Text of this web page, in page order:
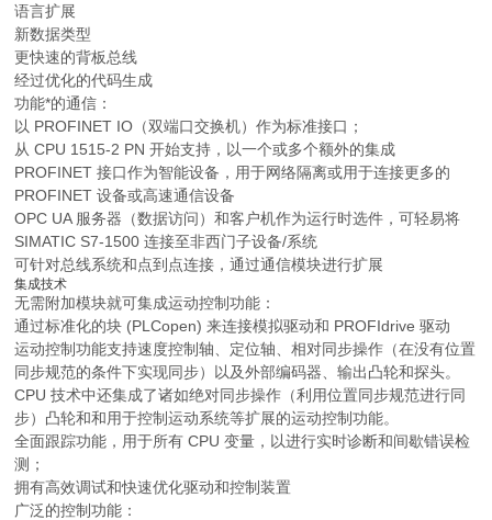
语言扩展
新数据类型
更快速的背板总线
经过优化的代码生成
功能*的通信：
以 PROFINET IO（双端口交换机）作为标准接口；
从 CPU 1515-2 PN 开始支持，以一个或多个额外的集成
PROFINET 接口作为智能设备，用于网络隔离或用于连接更多的
PROFINET 设备或高速通信设备
OPC UA 服务器（数据访问）和客户机作为运行时选件，可轻易将
SIMATIC S7-1500 连接至非西门子设备/系统
可针对总线系统和点到点连接，通过通信模块进行扩展
集成技术
无需附加模块就可集成运动控制功能：
通过标准化的块 (PLCopen) 来连接模拟驱动和 PROFIdrive 驱动
运动控制功能支持速度控制轴、定位轴、相对同步操作（在没有位置
同步规范的条件下实现同步）以及外部编码器、输出凸轮和探头。
CPU 技术中还集成了诸如绝对同步操作（利用位置同步规范进行同
步）凸轮和和用于控制运动系统等扩展的运动控制功能。
全面跟踪功能，用于所有 CPU 变量，以进行实时诊断和间歇错误检
测；
拥有高效调试和快速优化驱动和控制装置
广泛的控制功能：